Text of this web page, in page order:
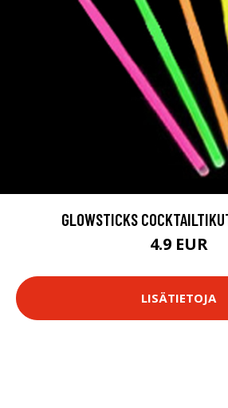
GLOWSTICKS
4.9 EUR
LISÄTIETOJA